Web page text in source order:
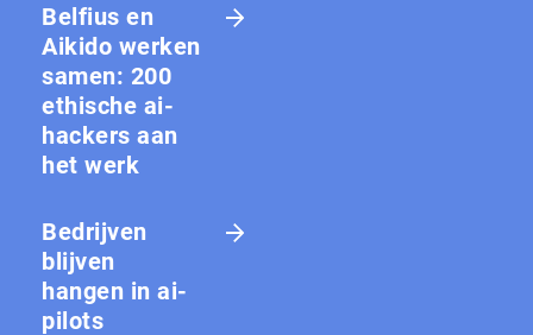
Belfius en
Aikido werken
samen: 200
ethische ai-
hackers aan
het werk
Bedrijven
blijven
hangen in ai-
pilots